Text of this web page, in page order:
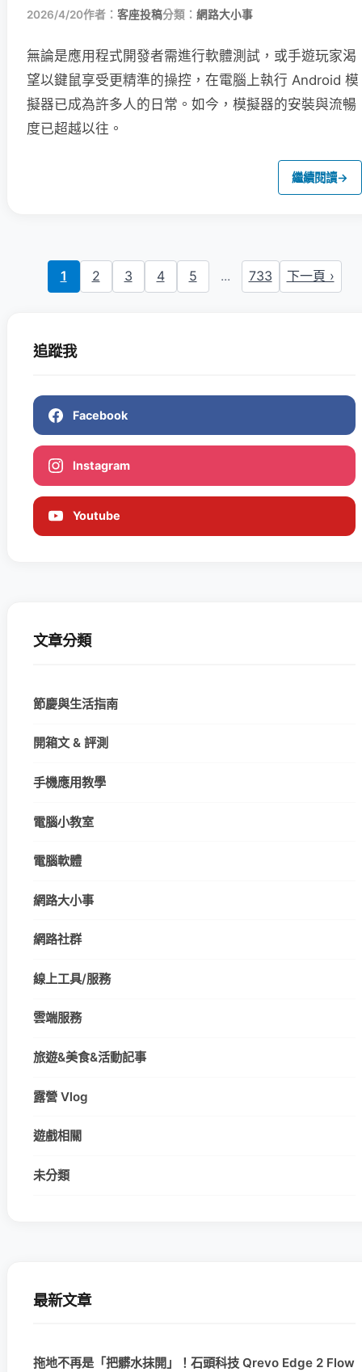
2026/4/20作者： 客座投稿分類： 網路大小事
無論是應用程式開發者需進行軟體測試，或手遊玩家渴
望以鍵鼠享受更精準的操控，在電腦上執行 Android 模
擬器已成為許多人的日常。如今，模擬器的安裝與流暢
度已超越以往。
繼續閱讀→
1 2 3 4 5 ... 733 下一頁 ›
追蹤我
Facebook
Instagram
Youtube
文章分類
節慶與生活指南
開箱文 & 評測
手機應用教學
電腦小教室
電腦軟體
網路大小事
網路社群
線上工具/服務
雲端服務
旅遊&美食&活動記事
露營 Vlog
遊戲相關
未分類
最新文章
拖地不再是「把髒水抹開」！石頭科技 Qrevo Edge 2 Flow